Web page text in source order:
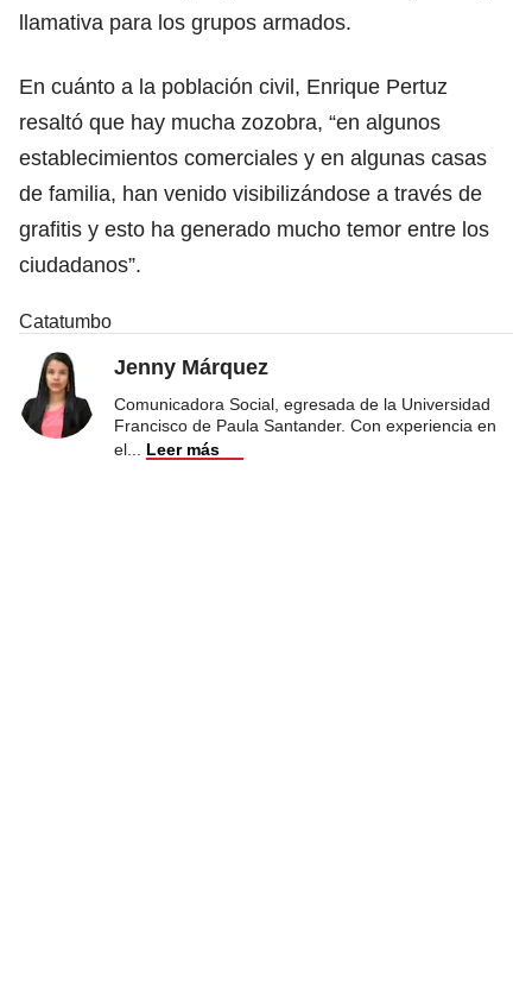
llamativa para los grupos armados.
En cuánto a la población civil, Enrique Pertuz
resaltó que hay mucha zozobra, “en algunos
establecimientos comerciales y en algunas casas
de familia, han venido visibilizándose a través de
grafitis y esto ha generado mucho temor entre los
ciudadanos”.
Catatumbo
Jenny Márquez
Comunicadora Social, egresada de la Universidad
Francisco de Paula Santander. Con experiencia en
el
Leer más